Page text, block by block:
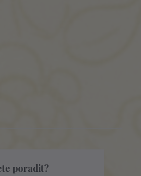
poradit?